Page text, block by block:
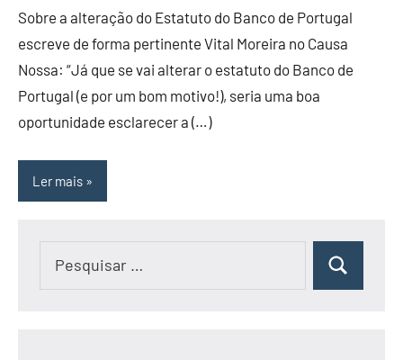
Sobre a alteração do Estatuto do Banco de Portugal
escreve de forma pertinente Vital Moreira no Causa
Nossa: “Já que se vai alterar o estatuto do Banco de
Portugal (e por um bom motivo!), seria uma boa
oportunidade esclarecer a (…)
Ler mais
Pesquisar